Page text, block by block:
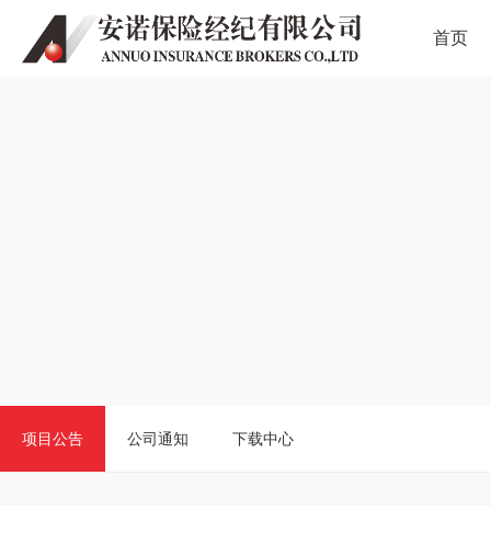
首页
项目公告 公司通知 下载中心